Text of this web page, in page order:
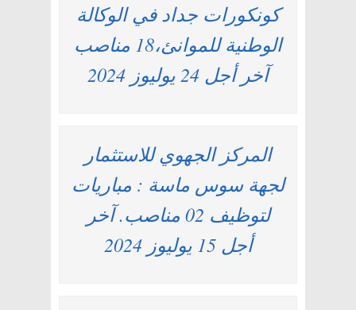
كونكورات جداد في الوكالة
الوطنية للموانئ،18 مناصب
آخر أجل 24 يوليوز 2024
المركز الجهوي للاستثمار
لجهة سوس ماسة : مباريات
لتوظيف 02 مناصب. آخر
أجل 15 يوليوز 2024